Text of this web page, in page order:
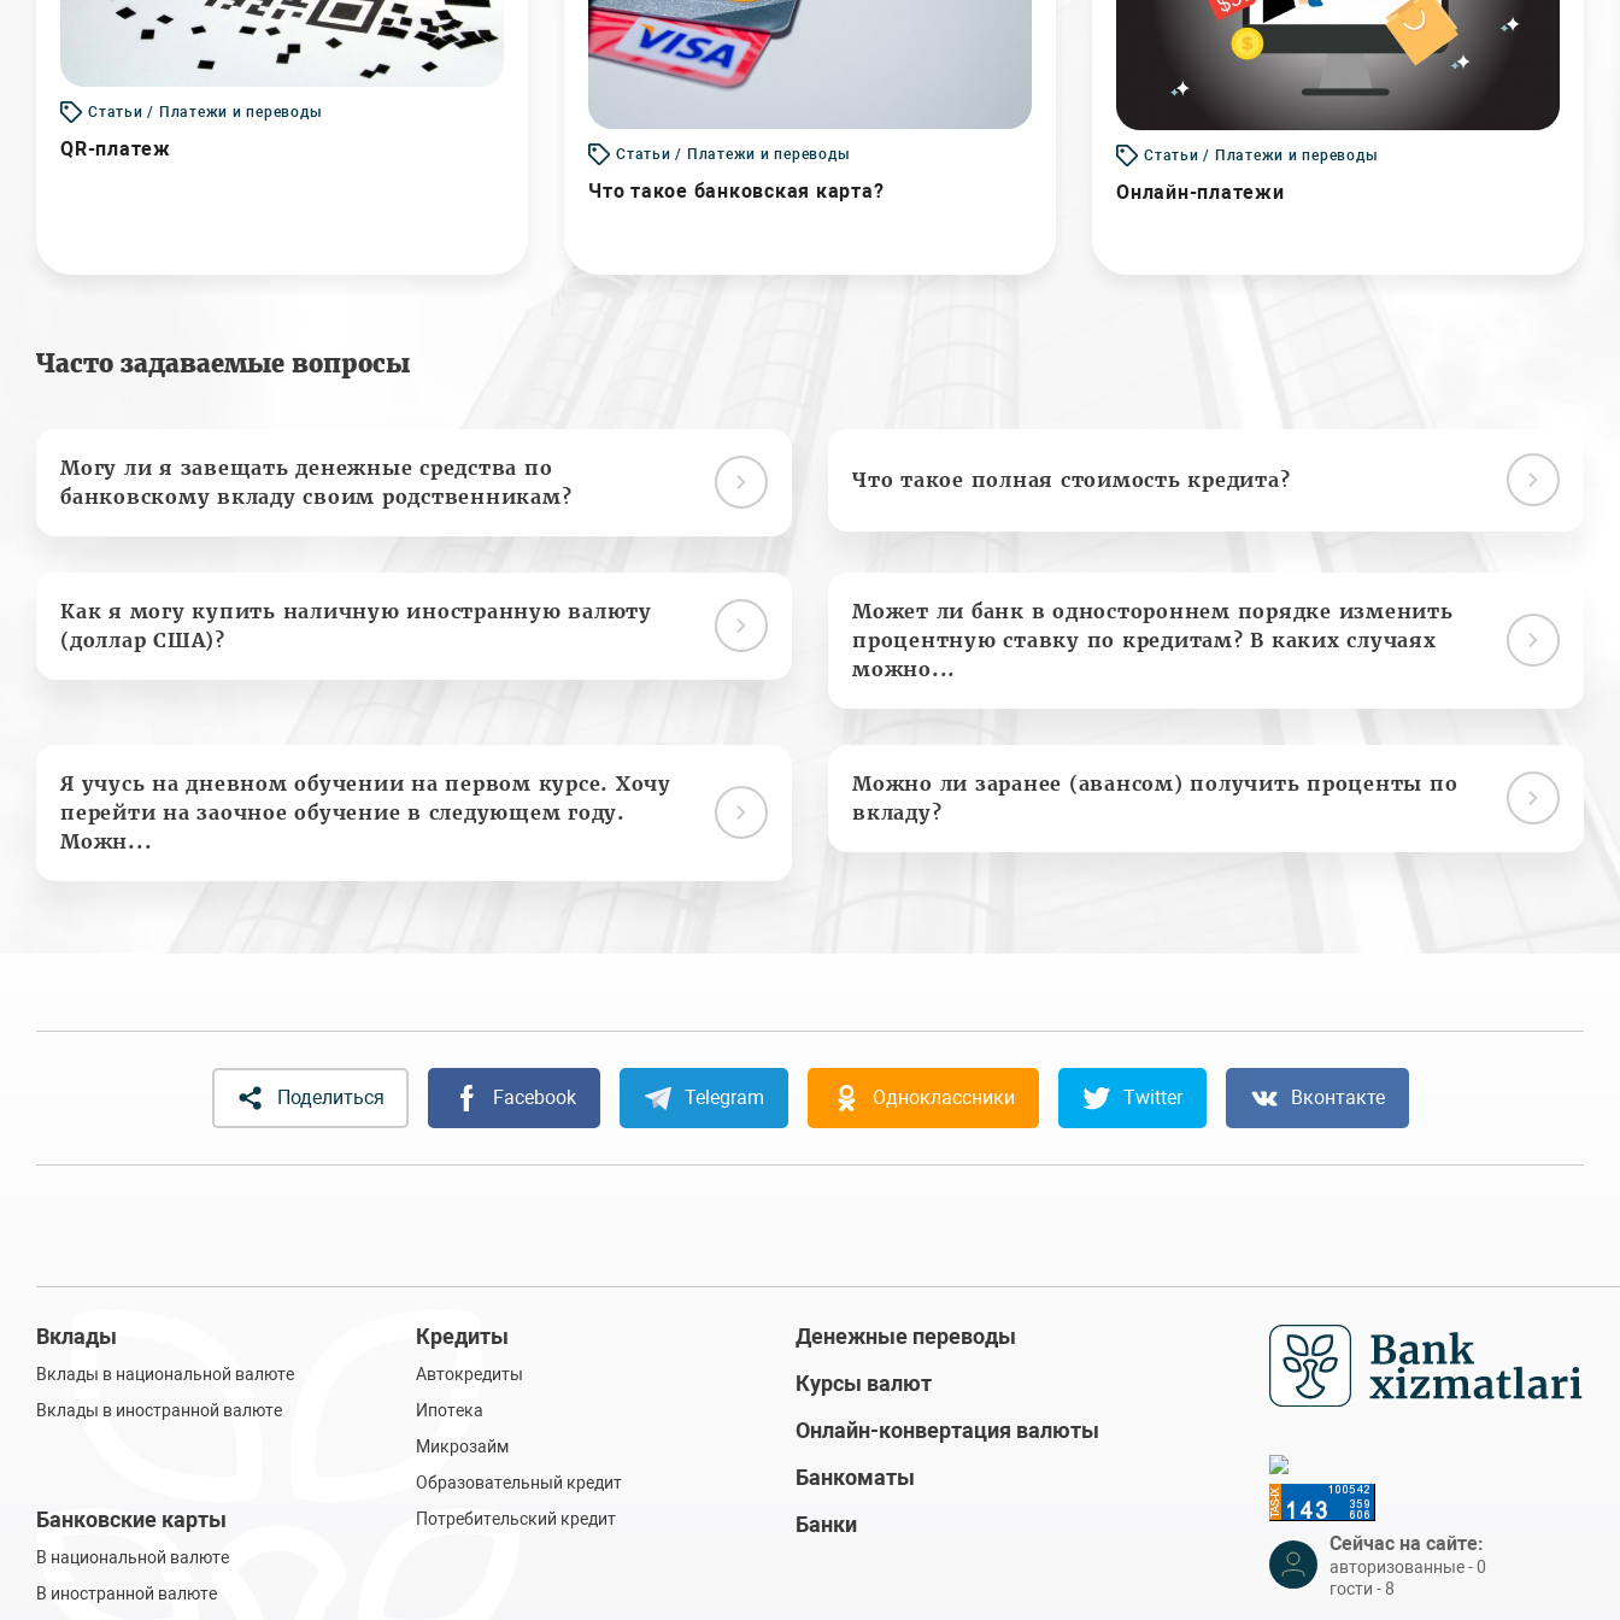
Статьи / Платежи и переводы
QR-платеж Статьи / Платежи и переводы
Что такое банковская карта?
Статьи / Платежи и переводы
Онлайн-платежи
Часто задаваемые вопросы
Могу ли я завещать денежные средства по
банковскому вкладу своим родственникам?
Что такое полная стоимость кредита?
Как я могу купить наличную иностранную валюту
(доллар США)?
Может ли банк в одностороннем порядке изменить
процентную ставку по кредитам? В каких случаях
можно...
Я учусь на дневном обучении на первом курсе. Хочу
перейти на заочное обучение в следующем году.
Можн...
Можно ли заранее (авансом) получить проценты по
вкладу?
Поделиться Facebook Telegram Одноклассники Twitter Вконтакте
Вклады
Вклады в национальной валюте
Вклады в иностранной валюте
Банковские карты
В национальной валюте
В иностранной валюте
Кредиты
Автокредиты
Ипотека
Микрозайм
Образовательный кредит
Потребительский кредит
Денежные переводы
Курсы валют
Онлайн-конвертация валюты
Банкоматы
Банки
Сейчас на сайте:
авторизованные - 0
гости - 8